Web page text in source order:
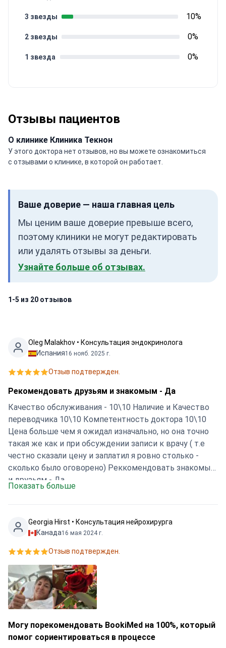
1 звезда 0%
2 звезды 0%
3 звезды 10%
Отзывы пациентов
О клинике Клиника Текнон
У этого доктора нет отзывов, но вы можете ознакомиться
с отзывами о клинике, в которой он работает.
Ваше доверие — наша главная цель
Мы ценим ваше доверие превыше всего,
поэтому клиники не могут редактировать
или удалять отзывы за деньги.
Узнайте больше об отзывах.
1-5 из 20 отзывов
Oleg Malakhov • Консультация эндокринолога
Испания16 нояб. 2025 г.
Отзыв подтвержден.
Рекомендовать друзьям и знакомым - Да
Качество обслуживания - 10\10 Наличие и Качество
переводчика 10\10 Компетентность доктора 10\10
Цена больше чем я ожидал изначально, но она точно
такая же как и при обсуждении записи к врачу ( т.е
честно сказали цену и заплатил я ровно столько -
сколько было оговорено) Реккомендовать знакомым
и друзьям - Да
Показать больше
Georgia Hirst • Консультация нейрохирурга
Канада16 мая 2024 г.
Отзыв подтвержден.
Могу порекомендовать BookiMed на 100%, который
помог сориентироваться в процессе